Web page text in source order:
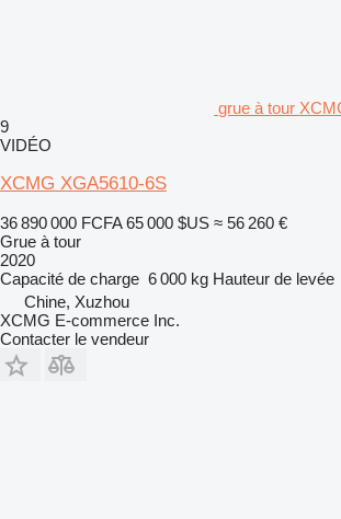
grue à tour
9
VIDÉO
XCMG XGA5610-6S
36 890 000 FCFA 65 000 $US ≈ 56 260 €
Grue à tour
2020
Capacité de charge 6 000 kg Hauteur de levée
Chine, Xuzhou
XCMG E-commerce Inc.
Contacter le vendeur